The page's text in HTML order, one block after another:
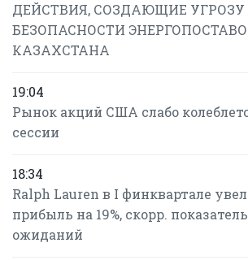
ДЕЙСТВИЯ, СОЗДАЮЩИЕ
БЕЗОПАСНОСТИ
КАЗАХСТАНА
19:04
Рынок акций США слабо
сессии
18:34
Ralph Lauren в I финквартале
прибыль на 19%, скорр.
ожиданий